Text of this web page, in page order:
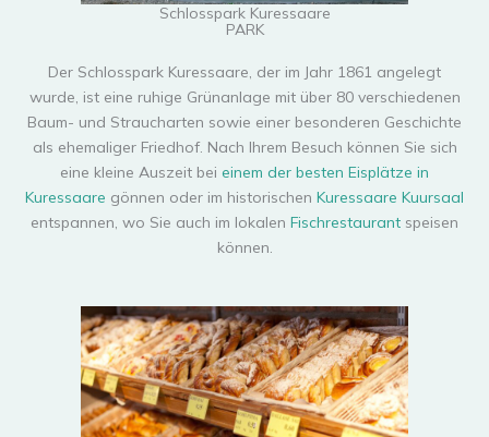
Schlosspark Kuressaare
PARK
Der Schlosspark Kuressaare, der im Jahr 1861 angelegt
wurde, ist eine ruhige Grünanlage mit über 80 verschiedenen
Baum- und Straucharten sowie einer besonderen Geschichte
als ehemaliger Friedhof. Nach Ihrem Besuch können Sie sich
eine kleine Auszeit bei einem der besten Eisplätze in
Kuressaare gönnen oder im historischen Kuressaare Kuursaal
entspannen, wo Sie auch im lokalen Fischrestaurant speisen
können.